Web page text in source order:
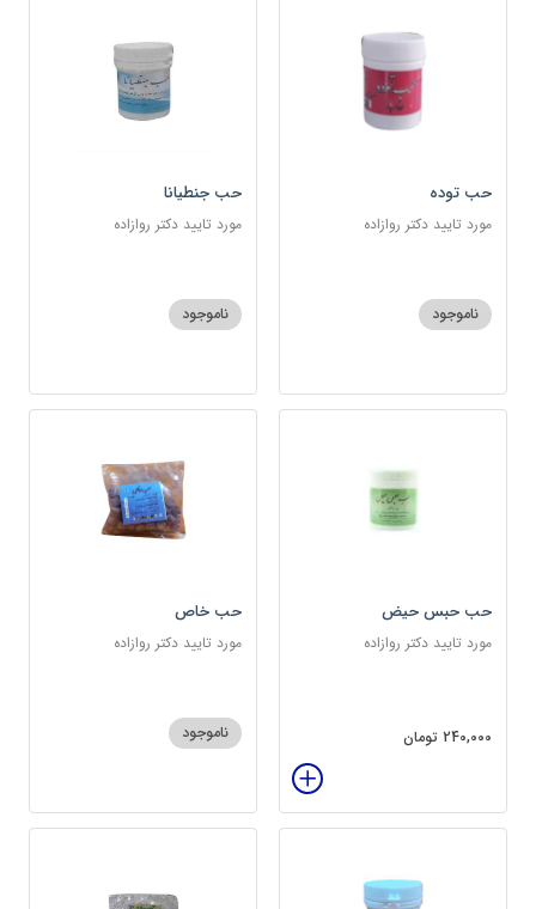
حب توده
مورد تایید دکتر روازاده
ناموجود
حب جنطیانا
مورد تایید دکتر روازاده
ناموجود
حب حبس حیض
مورد تایید دکتر روازاده
240,000 تومان
حب خاص
مورد تایید دکتر روازاده
ناموجود